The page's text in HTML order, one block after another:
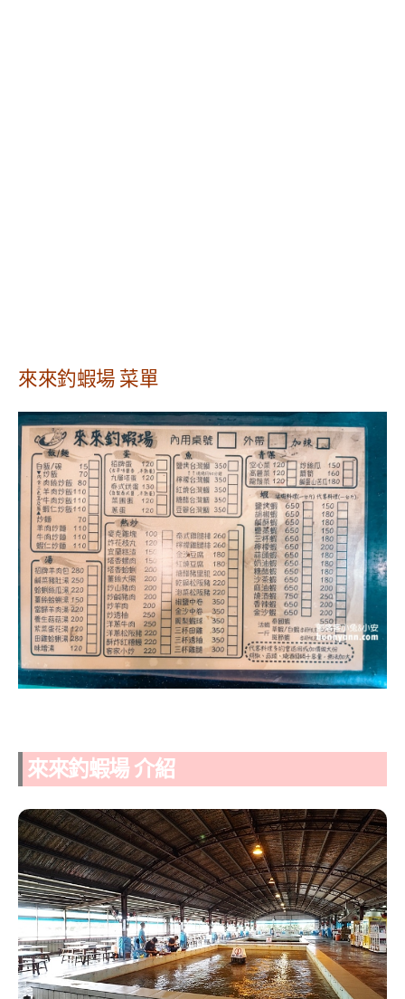
來來釣蝦場 菜單
來來釣蝦場 介紹